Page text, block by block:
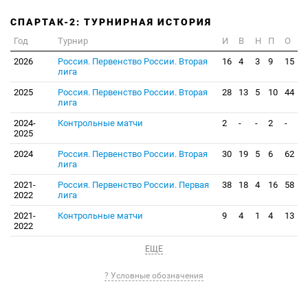
СПАРТАК-2: ТУРНИРНАЯ ИСТОРИЯ
Год Турнир И В Н П
О
2026
Россия. Первенство России. Вторая
лига
16 4 3 9 15
2025
Россия. Первенство России. Вторая
лига
28 13 5 10 44
2024-
2025
Контрольные матчи 2 - - 2 -
2024
Россия. Первенство России. Вторая
лига
30 19 5 6 62
2021-
2022
Россия. Первенство России. Первая
лига
38 18 4 16 58
2021-
2022
Контрольные матчи 9 4 1 4 13
ЕЩЕ
? Условные обозначения